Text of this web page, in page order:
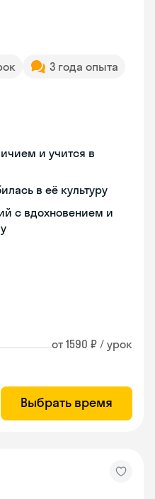
3 года опыта
и учится в
в её культуру
с вдохновением и
от 1590 ₽ / урок
Выбрать время